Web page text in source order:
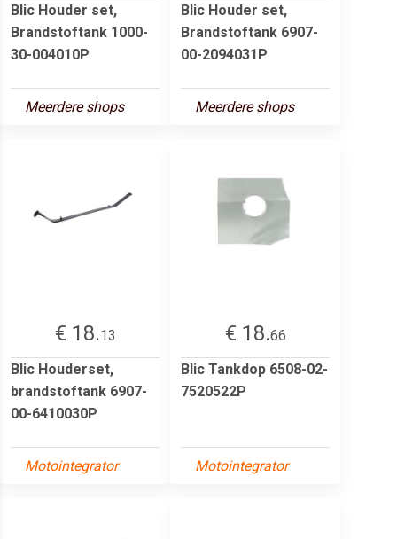
Blic Houder set,
Brandstoftank 1000-
30-004010P
Meerdere shops
Blic Houder set,
Brandstoftank 6907-
00-2094031P
Meerdere shops
€ 18.13
Blic Houderset,
brandstoftank 6907-
00-6410030P
Motointegrator
€ 18.66
Blic Tankdop 6508-02-
7520522P
Motointegrator